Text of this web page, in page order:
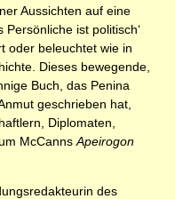
Aussichten auf eine
Persönliche ist politisch‘
oder beleuchtet wie in
Dieses bewegende,
Buch, das Penina
geschrieben hat,
Diplomaten,
McCanns Apeirogon
des